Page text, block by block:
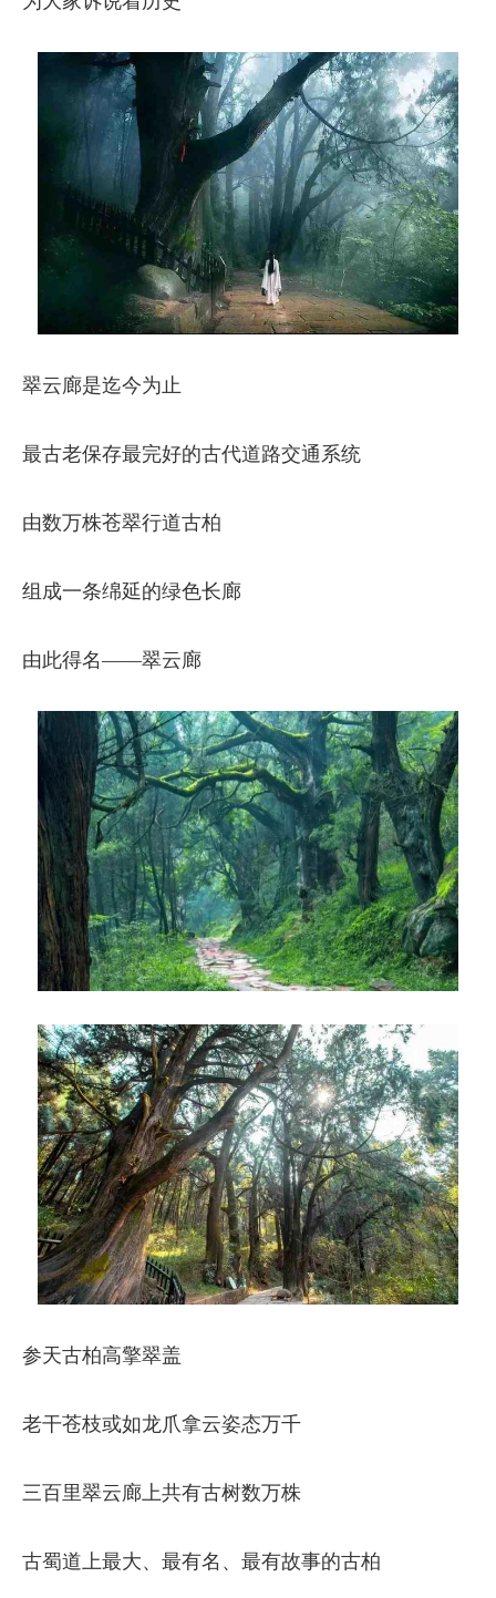
翠云廊是迄今为止
最古老保存最完好的古代道路交通系统
由数万株苍翠行道古柏
组成一条绵延的绿色长廊
由此得名——翠云廊
参天古柏高擎翠盖
老干苍枝或如龙爪拿云姿态万千
三百里翠云廊上共有古树数万株
古蜀道上最大、最有名、最有故事的古柏